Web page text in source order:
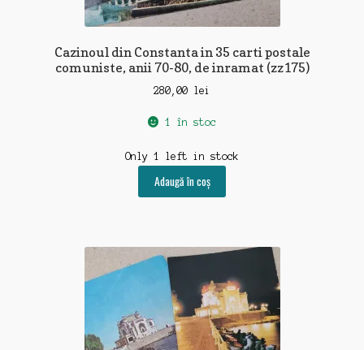
Cazinoul din Constanta in 35 carti postale
comuniste, anii 70-80, de inramat (zz175)
280,00 lei
1 în stoc
Only 1 left in stock
Adaugă în coș